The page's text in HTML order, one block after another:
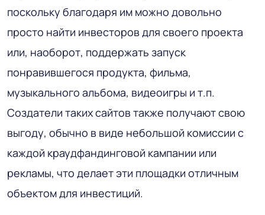
поскольку благодаря им можно довольно
просто найти инвесторов для своего проекта
или, наоборот, поддержать запуск
понравившегося продукта, фильма,
музыкального альбома, видеоигры и т.п.
Создатели таких сайтов также получают свою
выгоду, обычно в виде небольшой комиссии с
каждой краудфандинговой кампании или
рекламы, что делает эти площадки отличным
объектом для инвестиций.